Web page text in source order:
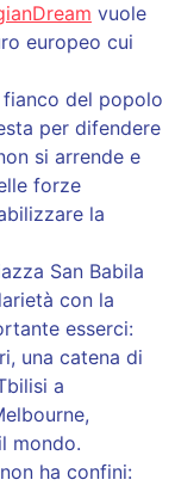
vuole
europeo cui
fianco del popolo
per difendere
si arrende e
forze
la
San Babila
con la
esserci:
una catena di
a
mondo.
ha confini: